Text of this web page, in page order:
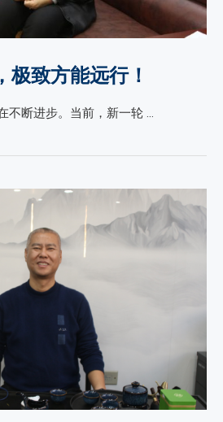
极致方能远行！
不断进步。当前，新一轮 …